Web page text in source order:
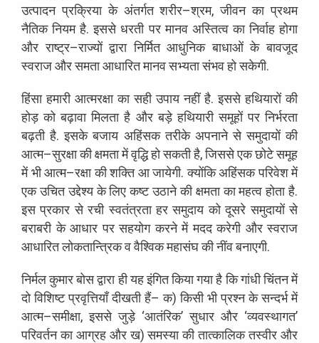
उत्पादन प्रक्रिया के अंतर्गत शरीर–श्रम,जीवन का प्रथम
नैतिक नियम है.इससे धरती पर मानव अस्तित्व का निर्वाह होगा
और राष्ट्र–राज्यों द्वारा निर्मित आधुनिक बाधाओं के बावजूद
स्वराजऔरसमताआधारितमानवसभ्यतासंभवहोसकेगी.
हिंसा हमारी आत्मरक्षा का सही उपाय नहीं है.इससे हथियारों की
होड़ को बढ़ावा मिलता है और बड़े हथियारी समूहों पर निर्भरता
बढ़ती है.इसके बजाय अहिंसक तरीके अपनाने से समुदायों की
आत्म–सुरक्षाकीक्षमतामेंवृद्धिहोसकतीहै,जिससेएकछोटेसमूह
में भी आत्म–रक्षा की शक्ति आ जायेगी.क्योंकि अहिंसक परिवेश में
एक उचित उद्देश्य के लिए कष्ट उठाने की क्षमता का महत्व होता है.
इस प्रकार से रची स्वतंत्रता हर समुदाय को दूसरे समुदायों से
बराबरी के आधार पर सहयोग करने में मदद करेगी और स्वराज
आधारितलोकतान्त्रिकववैश्विकमहासंघकीनींवबनाएगी.
निर्मलकुमार बोसद्वाराहीयहइंगितकियागयाहै किगांधीचिंतनमें
दो विशिष्ट प्रवृत्तियाँ दीखती हैं– क)किसी भी प्रश्न के सन्दर्भ में
आत्म–समीक्षा,इससे जुड़े ‘आतंरिक’ सुधार और ‘व्यवस्थागत’
परिवर्तन का आग्रह और ख)समस्या की तात्कालिक तस्वीर और